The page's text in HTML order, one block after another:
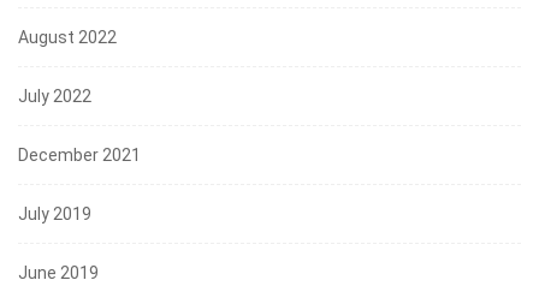
August 2022
July 2022
December 2021
July 2019
June 2019